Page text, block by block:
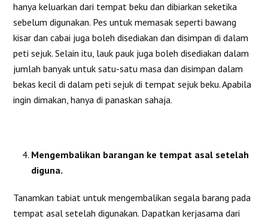
hanya keluarkan dari tempat beku dan dibiarkan seketika
sebelum digunakan. Pes untuk memasak seperti bawang
kisar dan cabai juga boleh disediakan dan disimpan di dalam
peti sejuk. Selain itu, lauk pauk juga boleh disediakan dalam
jumlah banyak untuk satu-satu masa dan disimpan dalam
bekas kecil di dalam peti sejuk di tempat sejuk beku. Apabila
ingin dimakan, hanya di panaskan sahaja.
Mengembalikan barangan ke tempat asal setelah
diguna.
Tanamkan tabiat untuk mengembalikan segala barang pada
tempat asal setelah digunakan. Dapatkan kerjasama dari